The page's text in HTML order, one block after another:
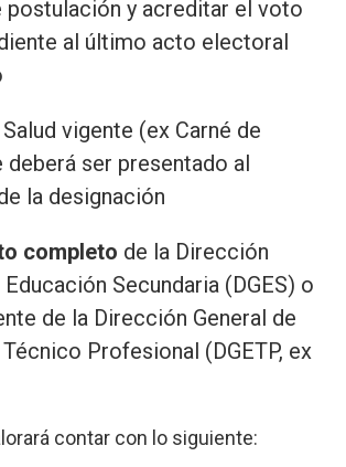
postulación y acreditar el voto
al último acto electoral
vigente (ex Carné de
deberá ser presentado al
la designación
completo de la Dirección
Secundaria (DGES) o
de la Dirección General de
Profesional (DGETP, ex
contar con lo siguiente: